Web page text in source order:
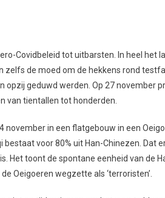
Covidbeleid tot uitbarsten. In heel het
zelfs de moed om de hekkens rond
opzij geduwd werden. Op 27 november
van tientallen tot honderden.
in een flatgebouw in een
voor 80% uit Han-Chinezen. Dat
Het toont de spontane eenheid van de
Oeigoeren wegzette als ‘terroristen’.